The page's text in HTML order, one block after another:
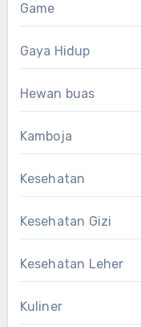
Game
Gaya Hidup
Hewan buas
Kamboja
Kesehatan
Kesehatan Gizi
Kesehatan Leher
Kuliner